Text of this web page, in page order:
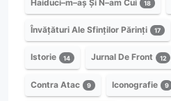
Haiduci–m–aș Și N–am Cui 18
Învățături Ale Sfinților Părinți 17
Istorie 14 Jurnal De Front 12
Contra Atac 9 Iconografie 9